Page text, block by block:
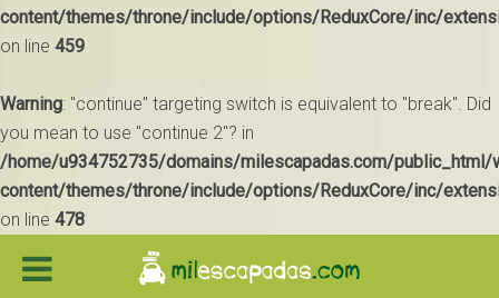
content/themes/throne/include/options/ReduxCore/inc/
on line 459
Warning: "continue" targeting switch is equivalent to "break". Did
you mean to use "continue 2"? in
/home/u934752735/domains/milescapadas.com/public_html/
content/themes/throne/include/options/ReduxCore/inc/
on line 478